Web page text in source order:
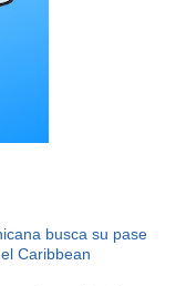
busca su pase
Caribbean